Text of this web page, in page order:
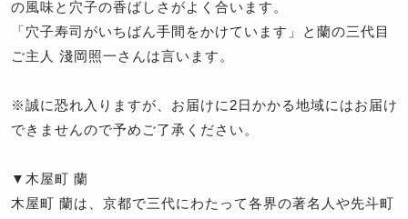
の風味と穴子の香ばしさがよく合います。
「穴子寿司がいちばん手間をかけています」と蘭の三代目
ご主人 淺岡照一さんは言います。
※誠に恐れ入りますが、お届けに2日かかる地域にはお届け
できませんので予めご了承ください。
▼木屋町 蘭
木屋町 蘭は、京都で三代にわたって各界の著名人や先斗町